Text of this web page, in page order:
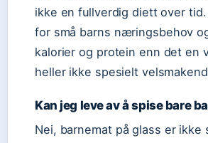
ikke en fullverdig diett over
for små barns næringsbehov
kalorier og protein enn det en
heller ikke spesielt
Kan jeg leve av å spise bare
Nei, barnemat på glass er